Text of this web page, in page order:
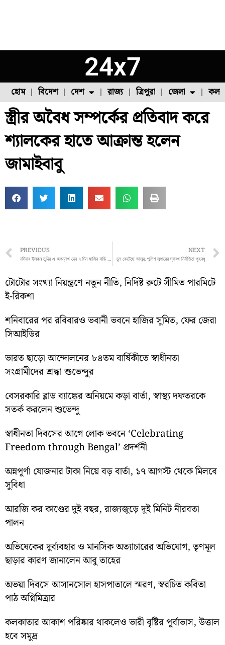
24x7
হোম বিদেশ দেশ
ফুল চাষ ফল চাষ মাছ চাষ পোল্ট্রি চাষ
রাজ্য ত্রিপুরা জেলা
উত্তর ২৪ পরগনা
স্ত্রীর অবৈধ সম্পর্কের প্রতিবাদ করে
শ্যালকের হাতে আক্রান্ত হলেন
জামাইবাবু
Prev
PREVIOUS
নদিয়ার ইসকন মন্দির এ জগন্নাথ দেব ৭ দিন মাসির বাড়ি থেকে নিজের বাড়ী ফিরে আসছেন দেখুন সেই ছবি
NEXT
চুল কেটেছে ভাসুর, পুলিশ সুপারের দ্বারথ নির্যাতিতা গৃহবধূ
টোটোর সংখ্যা নিয়ন্ত্রণে নতুন নীতি, নির্দিষ্ট রুটে সীমিত পারমিটে
ই-রিকশা
শনিবারের পর রবিবারও ভবানী ভবনে হাজির সুমিত, ফের জেরা
সিআইডির
ভারত ছাড়ো আন্দোলনের ৮৪তম বার্ষিকীতে স্বাধীনতা
সংগ্রামীদের শ্রদ্ধা শুভেন্দুর
বেসরকারি ব্লাড ব্যাঙ্কের অনিয়মে কড়া বার্তা, স্বাস্থ্য দফতরকে
সতর্ক করলেন শুভেন্দু
স্বাধীনতা দিবসের আগে লোক ভবনে ‘Celebrating
Freedom through Bengal’ প্রদর্শনী
অন্নপূর্ণা যোজনার টাকা নিয়ে বড় বার্তা, ১৭ আগস্ট থেকে মিলবে
সুবিধা
আরজি কর কাণ্ডের দুই বছর, রাজ্যজুড়ে দুই মিনিট নীরবতা
পালন
অভিষেকের দুর্ব্যবহার ও মানসিক অত্যাচারের অভিযোগ, তৃণমূল
ছাড়ার কারণ জানালেন আবু তাহের
অভয়া দিবসে আসানসোল হাসপাতালে স্মরণ, স্বরচিত কবিতা
পাঠ অগ্নিমিত্রার
কলকাতার আকাশ পরিষ্কার থাকলেও ভারী বৃষ্টির পূর্বাভাস, উত্তাল
হবে সমুদ্র